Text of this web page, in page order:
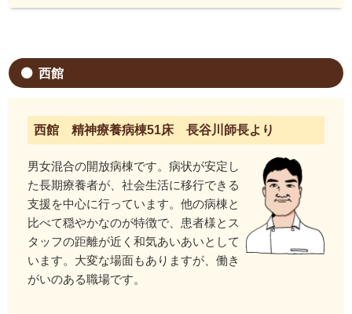
西館
西館 精神療養病棟51床 長谷川師長より
男女混合の開放病棟です。病状が安定し
た長期療養者が、社会生活に移行できる
支援を中心に行っています。他の病棟と
比べて穏やかなのが特徴で、患者様とス
タッフの距離が近く和気あいあいとして
います。大変な場面もありますが、働き
がいのある職場です。